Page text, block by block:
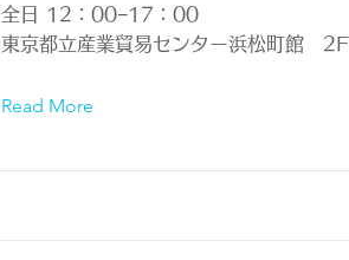
全日 12：00−17：00
東京都立産業貿易センター浜松町館 2F
Read More